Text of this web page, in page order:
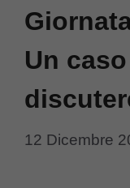
Un
12 Dicembre